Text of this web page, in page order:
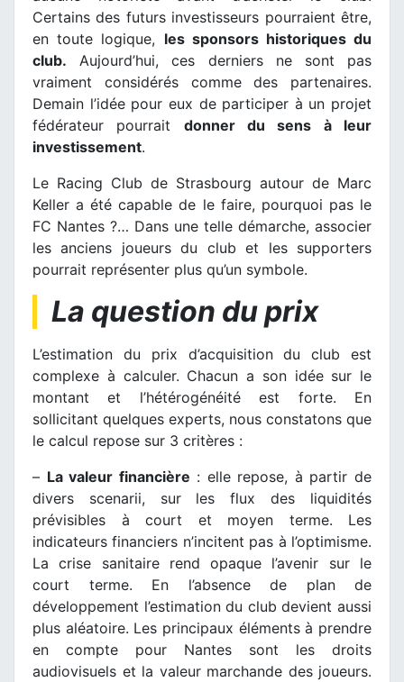
Certains des futurs investisseurs pourraient être,
en toute logique, les sponsors historiques du
club. Aujourd’hui, ces derniers ne sont pas
vraiment considérés comme des partenaires.
Demain l’idée pour eux de participer à un projet
fédérateur pourrait donner du sens à leur
investissement.
Le Racing Club de Strasbourg autour de Marc
Keller a été capable de le faire, pourquoi pas le
FC Nantes ?… Dans une telle démarche, associer
les anciens joueurs du club et les supporters
pourrait représenter plus qu’un symbole.
La question du prix
L’estimation du prix d’acquisition du club est
complexe à calculer. Chacun a son idée sur le
montant et l’hétérogénéité est forte. En
sollicitant quelques experts, nous constatons que
le calcul repose sur 3 critères :
– La valeur financière : elle repose, à partir de
divers scenarii, sur les flux des liquidités
prévisibles à court et moyen terme. Les
indicateurs financiers n’incitent pas à l’optimisme.
La crise sanitaire rend opaque l’avenir sur le
court terme. En l’absence de plan de
développement l’estimation du club devient aussi
plus aléatoire. Les principaux éléments à prendre
en compte pour Nantes sont les droits
audiovisuels et la valeur marchande des joueurs.